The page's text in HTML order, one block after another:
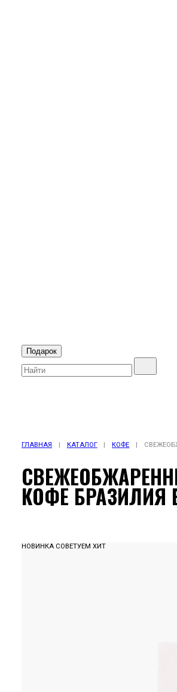
Подарок
ГЛАВНАЯ | КАТАЛОГ | КОФЕ |
КОФЕ БРАЗИЛИЯ
НОВИНКА СОВЕТУЕМ ХИТ